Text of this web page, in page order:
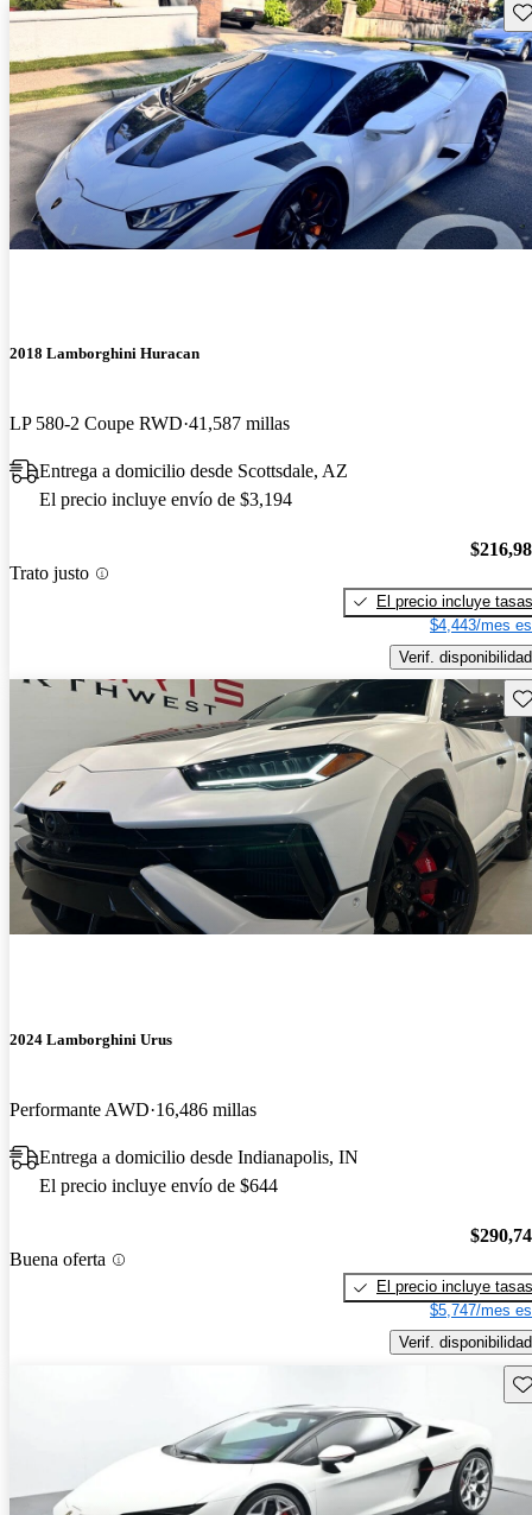
2018 Lamborghini Huracan
LP 580-2 Coupe RWD 41,587 millas
Entrega a domicilio desde Scottsdale, AZ
El precio incluye envío de $3,194
Trato justo
El precio incluye tasas
$4,443/mes
Verif. disponibilidad
2024 Lamborghini Urus
Performante AWD 16,486 millas
Entrega a domicilio desde Indianapolis, IN
El precio incluye envío de $644
Buena oferta
El precio incluye tasas
$5,747/mes
Verif. disponibilidad